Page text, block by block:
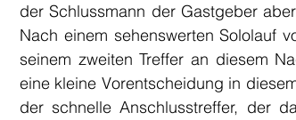
der Schlussmann der Gastgeber
Nach einem sehenswerten Sololauf
seinem zweiten Treffer an diesem
eine kleine Vorentscheidung in
der schnelle Anschlusstreffer, der